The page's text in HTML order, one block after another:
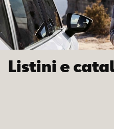
Modelli
Offerte
Service
Listini e